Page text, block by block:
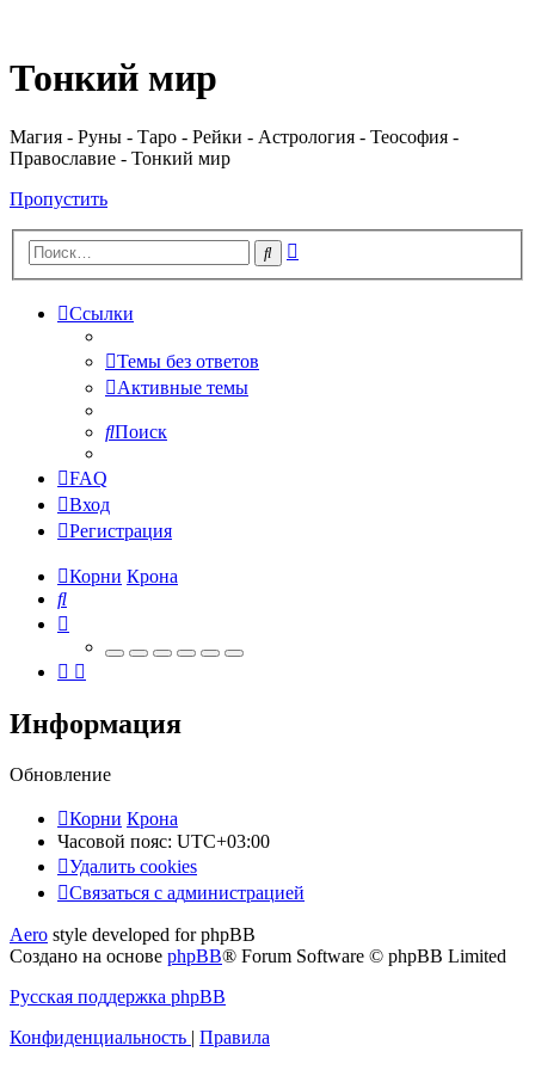
Тонкий мир
Магия - Руны - Таро - Рейки - Астрология - Теософия -
Православие - Тонкий мир
Пропустить
Поиск
Ссылки
Темы без ответов
Активные темы
Поиск
FAQ
Вход
Регистрация
Корни Крона
Поиск
Информация
Обновление
Корни Крона
Часовой пояс: UTC+03:00
Удалить cookies
Связаться
администрацией
Связаться с администрацией
Aero style developed for phpBB
Создано на основе phpBB® Forum Software © phpBB Limited
Русская поддержка phpBB
Конфиденциальность | Правила